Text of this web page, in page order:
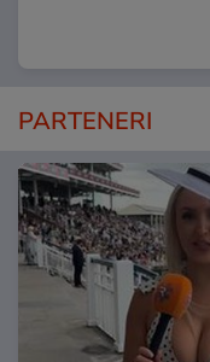
PARTENERI